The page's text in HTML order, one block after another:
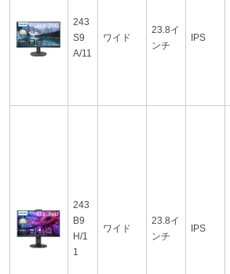
243
S9
A/11
ワイド
23.8イ
ンチ
IPS
243
B9
H/1
1
ワイド
23.8イ
ンチ
IPS